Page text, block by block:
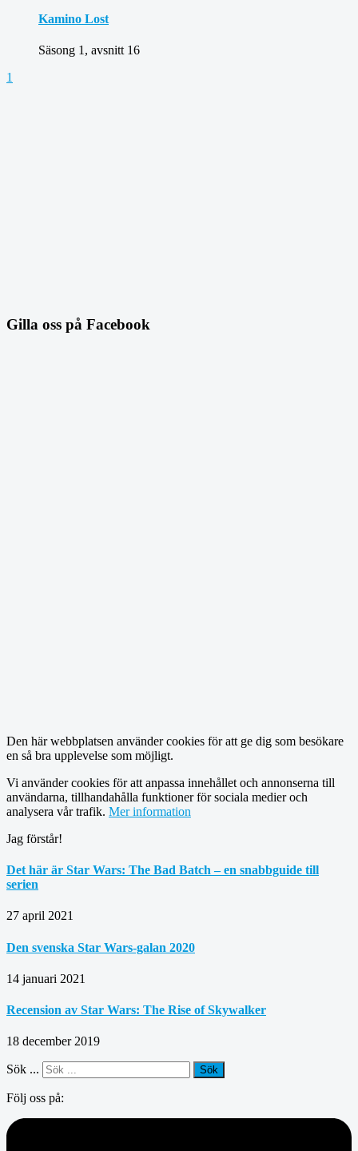
Kamino Lost
Säsong 1, avsnitt 16
1
Gilla oss på Facebook
Den här webbplatsen använder cookies för att ge dig som besökare
en så bra upplevelse som möjligt.
Vi använder cookies för att anpassa innehållet och annonserna till
användarna, tillhandahålla funktioner för sociala medier och
analysera vår trafik. Mer information
Jag förstår!
Det här är Star Wars: The Bad Batch – en snabbguide till
serien
27 april 2021
Den svenska Star Wars-galan 2020
14 januari 2021
Recension av Star Wars: The Rise of Skywalker
18 december 2019
Sök ... Sök
Följ oss på: